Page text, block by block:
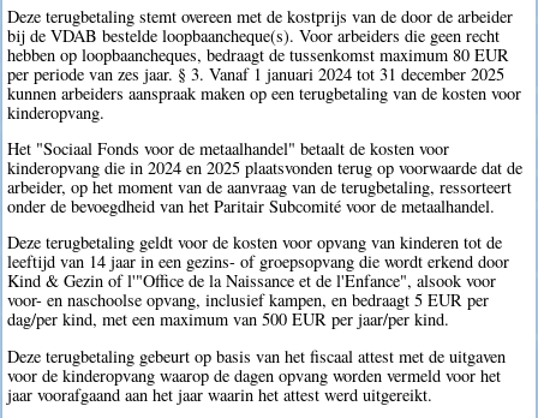
Deze terugbetaling stemt overeen met de kostprijs van de door de arbeider
bij de VDAB bestelde loopbaancheque(s). Voor arbeiders die geen recht
hebben op loopbaancheques, bedraagt de tussenkomst maximum 80 EUR
per periode van zes jaar. § 3. Vanaf 1 januari 2024 tot 31 december 2025
kunnen arbeiders aanspraak maken op een terugbetaling van de kosten voor
kinderopvang.
Het "Sociaal Fonds voor de metaalhandel" betaalt de kosten voor
kinderopvang die in 2024 en 2025 plaatsvonden terug op voorwaarde dat de
arbeider, op het moment van de aanvraag van de terugbetaling, ressorteert
onder de bevoegdheid van het Paritair Subcomité voor de metaalhandel.
Deze terugbetaling geldt voor de kosten voor opvang van kinderen tot de
leeftijd van 14 jaar in een gezins- of groepsopvang die wordt erkend door
Kind & Gezin of l'"Office de la Naissance et de l'Enfance", alsook voor
voor- en naschoolse opvang, inclusief kampen, en bedraagt 5 EUR per
dag/per kind, met een maximum van 500 EUR per jaar/per kind.
Deze terugbetaling gebeurt op basis van het fiscaal attest met de uitgaven
voor de kinderopvang waarop de dagen opvang worden vermeld voor het
jaar voorafgaand aan het jaar waarin het attest werd uitgereikt.